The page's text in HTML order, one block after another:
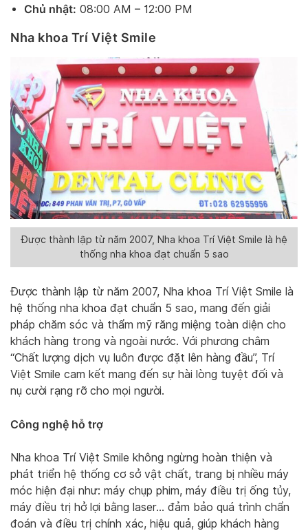
Chủ nhật: 08:00 AM – 12:00 PM
Nha khoa Trí Việt Smile
Được thành lập từ năm 2007, Nha khoa Trí Việt Smile là hệ
thống nha khoa đạt chuẩn 5 sao
Được thành lập từ năm 2007, Nha khoa Trí Việt Smile là
hệ thống nha khoa đạt chuẩn 5 sao, mang đến giải
pháp chăm sóc và thẩm mỹ răng miệng toàn diện cho
khách hàng trong và ngoài nước. Với phương châm
“Chất lượng dịch vụ luôn được đặt lên hàng đầu”, Trí
Việt Smile cam kết mang đến sự hài lòng tuyệt đối và
nụ cười rạng rỡ cho mọi người.
Công nghệ hỗ trợ
Nha khoa Trí Việt Smile không ngừng hoàn thiện và
phát triển hệ thống cơ sở vật chất, trang bị nhiều máy
móc hiện đại như: máy chụp phim, máy điều trị ống tủy,
máy điều trị hở lợi bằng laser… đảm bảo quá trình chẩn
đoán và điều trị chính xác, hiệu quả, giúp khách hàng